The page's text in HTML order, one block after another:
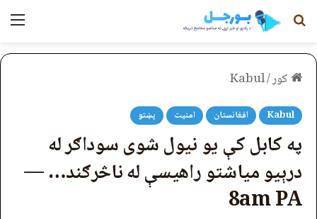
لټون
کور/
Kabul
Kabul افغانستان امنیت پښتو
په کابل کې یو نیول شوی سوداګر له
درېیو میاشتو راهیسې له ناڅرګند… —
8am PA